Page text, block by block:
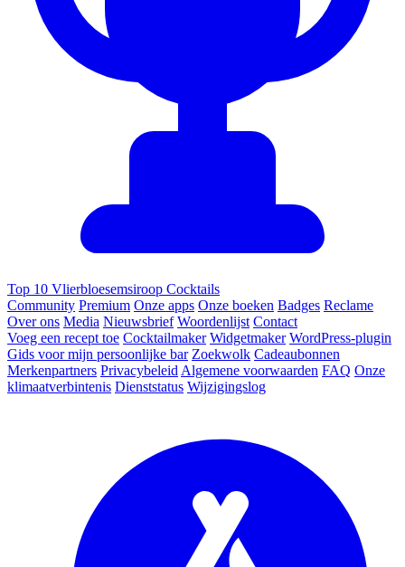
Top 10 Vlierbloesemsiroop Cocktails
Community Premium Onze apps Onze boeken Badges Reclame
Over ons Media Nieuwsbrief Woordenlijst Contact
Voeg een recept toe Cocktailmaker Widgetmaker WordPress-plugin
Gids voor mijn persoonlijke bar Zoekwolk Cadeaubonnen
Merkenpartners Privacybeleid Algemene voorwaarden FAQ Onze
klimaatverbintenis Dienststatus Wijzigingslog